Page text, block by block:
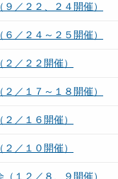
／２２、２４開催）
／２４～２５開催）
／２２開催）
／１７～１８開催）
／１６開催）
／１０開催）
１２／８、９開催）